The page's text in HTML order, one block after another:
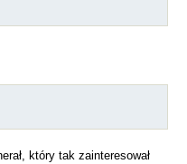
który tak zainteresował